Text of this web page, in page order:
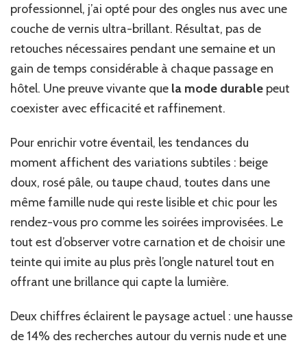
professionnel, j’ai opté pour des ongles nus avec une
couche de vernis ultra-brillant. Résultat, pas de
retouches nécessaires pendant une semaine et un
gain de temps considérable à chaque passage en
hôtel. Une preuve vivante que la mode durable peut
coexister avec efficacité et raffinement.
Pour enrichir votre éventail, les tendances du
moment affichent des variations subtiles : beige
doux, rosé pâle, ou taupe chaud, toutes dans une
même famille nude qui reste lisible et chic pour les
rendez-vous pro comme les soirées improvisées. Le
tout est d’observer votre carnation et de choisir une
teinte qui imite au plus près l’ongle naturel tout en
offrant une brillance qui capte la lumière.
Deux chiffres éclairent le paysage actuel : une hausse
de 14% des recherches autour du vernis nude et une